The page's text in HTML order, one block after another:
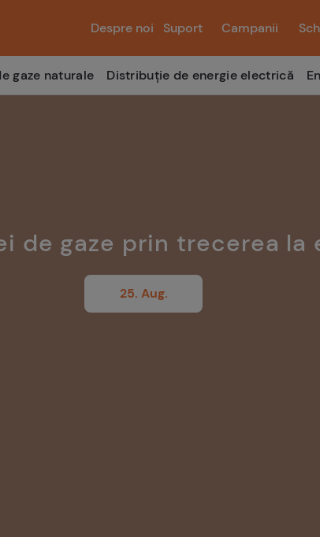
Despre noi Suport Campanii
gaze naturale Distribuție de energie electrică
de gaze prin trecerea la
25. Aug.